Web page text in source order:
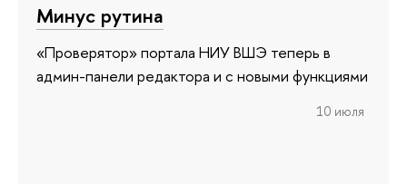
Минус рутина
«Проверятор» портала НИУ ВШЭ теперь в
админ-панели редактора и с новыми функциями
10 июля